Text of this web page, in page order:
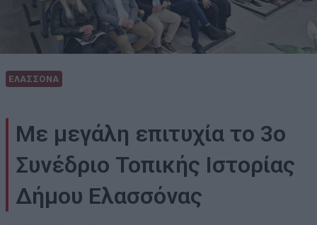
ΕΛΑΣΣΟΝΑ
Με μεγάλη επιτυχία το 3ο
Συνέδριο Τοπικής Ιστορίας
Δήμου Ελασσόνας